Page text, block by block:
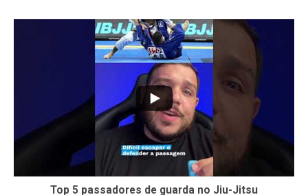
Top 5 passadores de guarda no Jiu-Jitsu